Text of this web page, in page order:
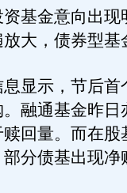
基金意向出现
大，债券型基
显示，节后首
融通基金昨日
回量。而在股
分债基出现净